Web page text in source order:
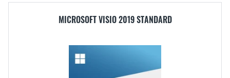
MICROSOFT VISIO 2019 STANDARD